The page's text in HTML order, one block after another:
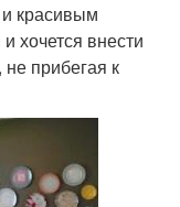
красивым
хочется внести
прибегая к